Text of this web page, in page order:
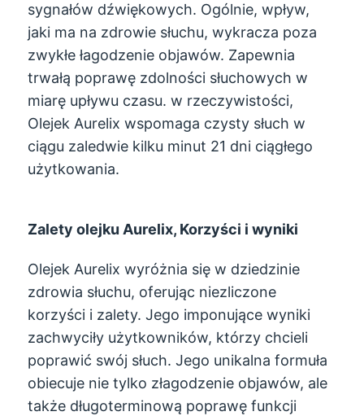
sygnałów dźwiękowych. Ogólnie, wpływ,
jaki ma na zdrowie słuchu, wykracza poza
zwykłe łagodzenie objawów. Zapewnia
trwałą poprawę zdolności słuchowych w
miarę upływu czasu. w rzeczywistości,
Olejek Aurelix wspomaga czysty słuch w
ciągu zaledwie kilku minut 21 dni ciągłego
użytkowania.
Zalety olejku Aurelix, Korzyści i wyniki
Olejek Aurelix wyróżnia się w dziedzinie
zdrowia słuchu, oferując niezliczone
korzyści i zalety. Jego imponujące wyniki
zachwyciły użytkowników, którzy chcieli
poprawić swój słuch. Jego unikalna formuła
obiecuje nie tylko złagodzenie objawów, ale
także długoterminową poprawę funkcji